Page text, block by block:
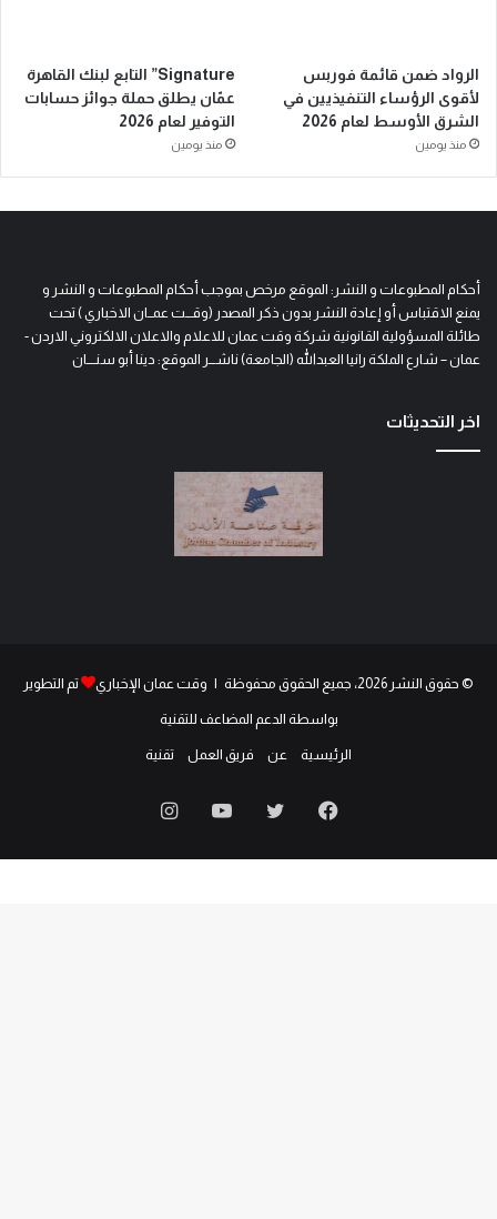
الرواد ضمن قائمة فوربس
لأقوى الرؤساء التنفيذيين في
الشرق الأوسط لعام 2026
منذ يومين
Signature” التابع لبنك القاهرة
عمّان يطلق حملة جوائز حسابات
التوفير لعام 2026
منذ يومين
أحكام المطبوعات و النشر: الموقع مرخص بموجب أحكام المطبوعات و النشر و
يمنع الاقتباس أو إعادة النشر بدون ذكر المصدر (وقـــت عمــان الاخباري ) تحت
طائلة المسؤولية القانونية شركة وقت عمان للاعلام والاعلان الالكتروني الاردن -
عمان – شارع الملكة رانيا العبدالله (الجامعة) ناشـــر الموقع: دينا أبو سنــــان
اخر التحديثات
© حقوق النشر 2026، جميع الحقوق محفوظة | وقت عمان الإخباري تم التطوير
بواسطة الدعم المضاعف للتقنية
الرئيسية عن فريق العمل تقنية